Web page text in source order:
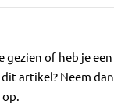
gezien of heb je een
artikel? Neem dan